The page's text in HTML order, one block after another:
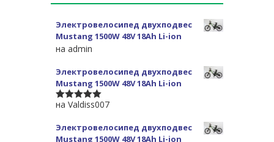
Электровелосипед двухподвес
Mustang 1500W 48V 18Ah Li-ion
на admin
Электровелосипед двухподвес
Mustang 1500W 48V 18Ah Li-ion
5из 5
на Valdiss007
Электровелосипед двухподвес
Mustang 1500W 48V 18Ah Li-ion